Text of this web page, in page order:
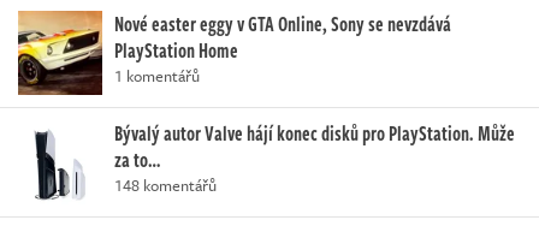
Nové easter eggy v GTA Online, Sony se nevzdává
PlayStation Home
1 komentářů
Bývalý autor Valve hájí konec disků pro PlayStation. Může
za to…
148 komentářů